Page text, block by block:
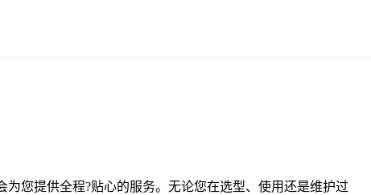
您提供全程?贴心的服务。无论您在选型、使用还是维护过